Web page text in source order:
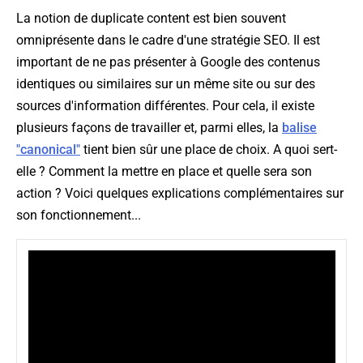
La notion de duplicate content est bien souvent
omniprésente dans le cadre d'une stratégie SEO. Il est
important de ne pas présenter à Google des contenus
identiques ou similaires sur un même site ou sur des
sources d'information différentes. Pour cela, il existe
plusieurs façons de travailler et, parmi elles, la balise
"canonical" tient bien sûr une place de choix. A quoi sert-
elle ? Comment la mettre en place et quelle sera son
action ? Voici quelques explications complémentaires sur
son fonctionnement...